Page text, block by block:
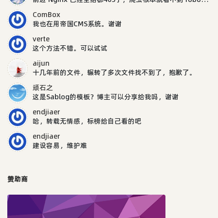
ComBox
我也在用帝国CMS系统。谢谢
verte
这个方法不错。可以试试
aijun
十几年前的文件，辗转了多次文件找不到了，抱歉了。
顽石之
这是Sablog的模板？博主可以分享给我吗，谢谢
endjiaer
哈，转载无情感，标榜给自己看的吧
endjiaer
建设容易，维护难
赞助商